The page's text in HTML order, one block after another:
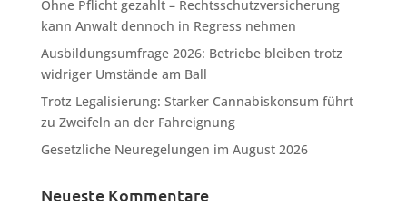
Ohne Pflicht gezahlt – Rechtsschutzversicherung
kann Anwalt dennoch in Regress nehmen
Ausbildungsumfrage 2026: Betriebe bleiben trotz
widriger Umstände am Ball
Trotz Legalisierung: Starker Cannabiskonsum führt
zu Zweifeln an der Fahreignung
Gesetzliche Neuregelungen im August 2026
Neueste Kommentare